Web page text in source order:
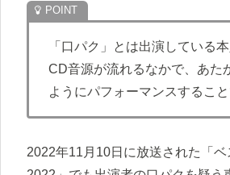
「口パク」とは出演している
CD音源が流れるなかで、あた
ようにパフォーマンスすること
2022年11月10日に放送された「